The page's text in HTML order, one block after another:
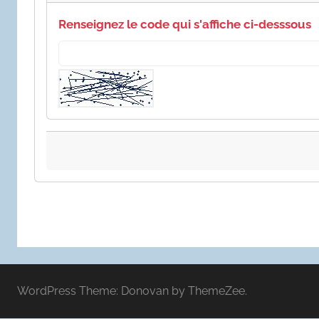
Renseignez le code qui s'affiche ci-desssous
WordPress Theme: Donovan by ThemeZee.